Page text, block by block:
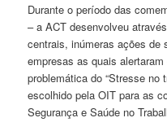
Durante o período das
– a ACT desenvolveu
centrais, inúmeras ações de
empresas as quais
problemática do “Stresse no
escolhido pela OIT para as
Segurança e Saúde no